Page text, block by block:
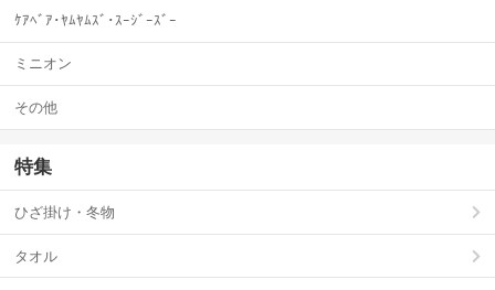
ｹｱﾍﾞｱ･ﾔﾑﾔﾑｽﾞ･ｽｰｼﾞｰｽﾞｰ
ミニオン
その他
特集
ひざ掛け・冬物
タオル